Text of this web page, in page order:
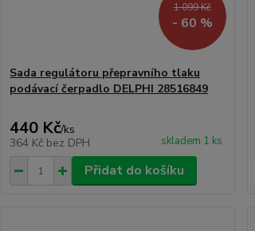
1 099 Kč
- 60 %
Sada regulátoru přepravního tlaku
podávací čerpadlo DELPHI 28516849
440 Kč/ks
364 Kč bez DPH skladem 1 ks
Přidat do košíku